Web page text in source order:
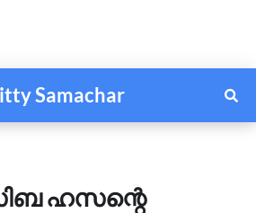
Samachar
ഹസന്റെ